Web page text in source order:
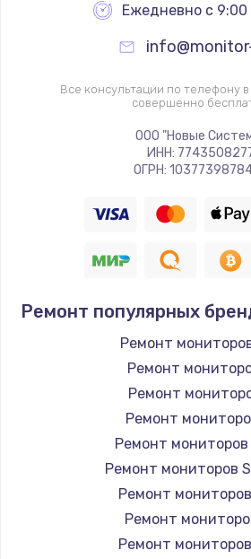
Замена жесткого
660 руб.
Заказать
Установка
725 руб.
1400 руб.
Ремонт петель
Заказать
Настройка Wi-
Заказать
Ежедневно с 9:00
Все консультации по телефону
совершенно
ООО "Новые
ИНН:
ОГРН:
Ремонт популярных
Ремонт
Ремонт
Ремонт
Ремонт
Ремонт мониторов
Ремонт мониторов
Ремонт
Ремонт
Ремонт